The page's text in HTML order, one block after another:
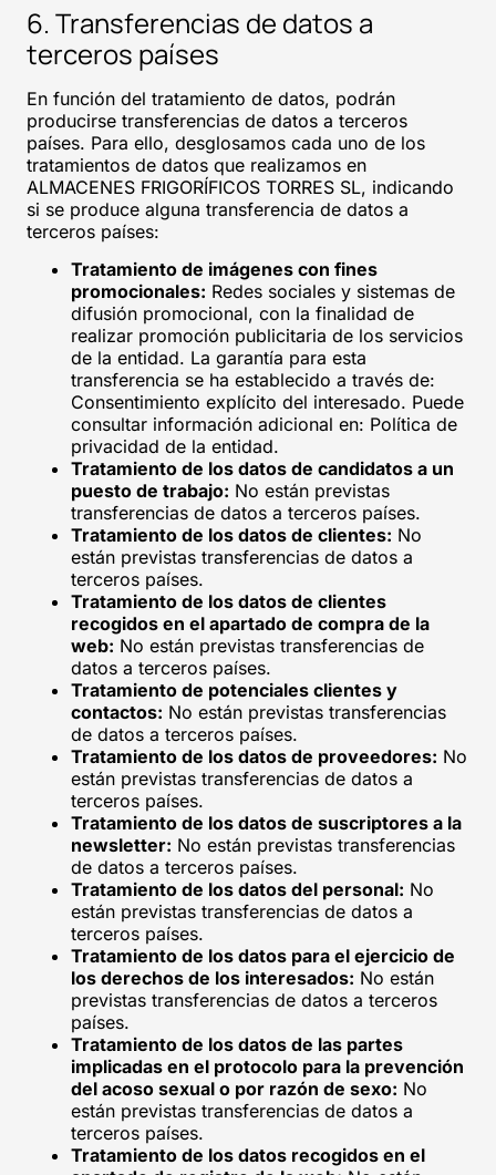
6. Transferencias de datos a
terceros países
En función del tratamiento de datos, podrán
producirse transferencias de datos a terceros
países. Para ello, desglosamos cada uno de los
tratamientos de datos que realizamos en
ALMACENES FRIGORÍFICOS TORRES SL, indicando
si se produce alguna transferencia de datos a
terceros países:
Tratamiento de imágenes con fines
promocionales: Redes sociales y sistemas de
difusión promocional, con la finalidad de
realizar promoción publicitaria de los servicios
de la entidad. La garantía para esta
transferencia se ha establecido a través de:
Consentimiento explícito del interesado. Puede
consultar información adicional en: Política de
privacidad de la entidad.
Tratamiento de los datos de candidatos a un
puesto de trabajo: No están previstas
transferencias de datos a terceros países.
Tratamiento de los datos de clientes: No
están previstas transferencias de datos a
terceros países.
Tratamiento de los datos de clientes
recogidos en el apartado de compra de la
web: No están previstas transferencias de
datos a terceros países.
Tratamiento de potenciales clientes y
contactos: No están previstas transferencias
de datos a terceros países.
Tratamiento de los datos de proveedores: No
están previstas transferencias de datos a
terceros países.
Tratamiento de los datos de suscriptores a la
newsletter: No están previstas transferencias
de datos a terceros países.
Tratamiento de los datos del personal: No
están previstas transferencias de datos a
terceros países.
Tratamiento de los datos para el ejercicio de
los derechos de los interesados: No están
previstas transferencias de datos a terceros
países.
Tratamiento de los datos de las partes
implicadas en el protocolo para la prevención
del acoso sexual o por razón de sexo: No
están previstas transferencias de datos a
terceros países.
Tratamiento de los datos recogidos en el